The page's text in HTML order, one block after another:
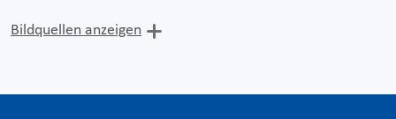
Bildquellen anzeigen